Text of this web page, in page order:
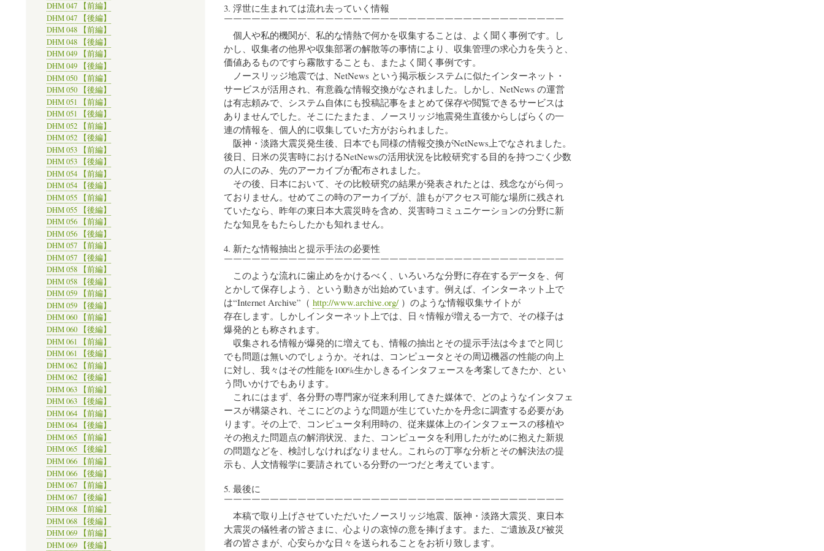
3. 浮世に生まれては流れ去っていく情報
￣￣￣￣￣￣￣￣￣￣￣￣￣￣￣￣￣￣￣￣￣￣￣￣￣￣￣￣￣￣￣￣￣￣￣￣￣
個人や私的機関が、私的な情熱で何かを収集することは、よく聞く事例です。し
かし、収集者の他界や収集部署の解散等の事情により、収集管理の求心力を失うと、
価値あるものですら霧散することも、またよく聞く事例です。
ノースリッジ地震では、NetNews という掲示板システムに似たインターネット・
サービスが活用され、有意義な情報交換がなされました。しかし、NetNews の運営
は有志頼みで、システム自体にも投稿記事をまとめて保存や閲覧できるサービスは
ありませんでした。そこにたまたま、ノースリッジ地震発生直後からしばらくの一
連の情報を、個人的に収集していた方がおられました。
阪神・淡路大震災発生後、日本でも同様の情報交換がNetNews上でなされました。
後日、日米の災害時におけるNetNewsの活用状況を比較研究する目的を持つごく少数
の人にのみ、先のアーカイブが配布されました。
その後、日本において、その比較研究の結果が発表されたとは、残念ながら伺っ
ておりません。せめてこの時のアーカイブが、誰もがアクセス可能な場所に残され
ていたなら、昨年の東日本大震災時を含め、災害時コミュニケーションの分野に新
たな知見をもたらしたかも知れません。
4. 新たな情報抽出と提示手法の必要性
￣￣￣￣￣￣￣￣￣￣￣￣￣￣￣￣￣￣￣￣￣￣￣￣￣￣￣￣￣￣￣￣￣￣￣￣￣
このような流れに歯止めをかけるべく、いろいろな分野に存在するデータを、何
とかして保存しよう、という動きが出始めています。例えば、インターネット上で
は“Internet Archive”（ http://www.archive.org/）のような情報収集サイトが
存在します。しかしインターネット上では、日々情報が増える一方で、その様子は
爆発的とも称されます。
収集される情報が爆発的に増えても、情報の抽出とその提示手法は今までと同じ
でも問題は無いのでしょうか。それは、コンピュータとその周辺機器の性能の向上
に対し、我々はその性能を100%生かしきるインタフェースを考案してきたか、とい
う問いかけでもあります。
これにはまず、各分野の専門家が従来利用してきた媒体で、どのようなインタフェ
ースが構築され、そこにどのような問題が生じていたかを丹念に調査する必要があ
ります。その上で、コンピュータ利用時の、従来媒体上のインタフェースの移植や
その抱えた問題点の解消状況、また、コンピュータを利用したがために抱えた新規
の問題などを、検討しなければなりません。これらの丁寧な分析とその解決法の提
示も、人文情報学に要請されている分野の一つだと考えています。
5. 最後に
￣￣￣￣￣￣￣￣￣￣￣￣￣￣￣￣￣￣￣￣￣￣￣￣￣￣￣￣￣￣￣￣￣￣￣￣￣
本稿で取り上げさせていただいたノースリッジ地震、阪神・淡路大震災、東日本
大震災の犠牲者の皆さまに、心よりの哀悼の意を捧げます。また、ご遺族及び被災
者の皆さまが、心安らかな日々を送られることをお祈り致します。
DHM 047 【前編】
DHM 047 【後編】
DHM 048 【前編】
DHM 048 【後編】
DHM 049 【前編】
DHM 049 【後編】
DHM 050 【前編】
DHM 050 【後編】
DHM 051 【前編】
DHM 051 【後編】
DHM 052 【前編】
DHM 052 【後編】
DHM 053 【前編】
DHM 053 【後編】
DHM 054 【前編】
DHM 054 【後編】
DHM 055 【前編】
DHM 055 【後編】
DHM 056 【前編】
DHM 056 【後編】
DHM 057 【前編】
DHM 057 【後編】
DHM 058 【前編】
DHM 058 【後編】
DHM 059 【前編】
DHM 059 【後編】
DHM 060 【前編】
DHM 060 【後編】
DHM 061 【前編】
DHM 061 【後編】
DHM 062 【前編】
DHM 062 【後編】
DHM 063 【前編】
DHM 063 【後編】
DHM 064 【前編】
DHM 064 【後編】
DHM 065 【前編】
DHM 065 【後編】
DHM 066 【前編】
DHM 066 【後編】
DHM 067 【前編】
DHM 067 【後編】
DHM 068 【前編】
DHM 068 【後編】
DHM 069 【前編】
DHM 069 【後編】